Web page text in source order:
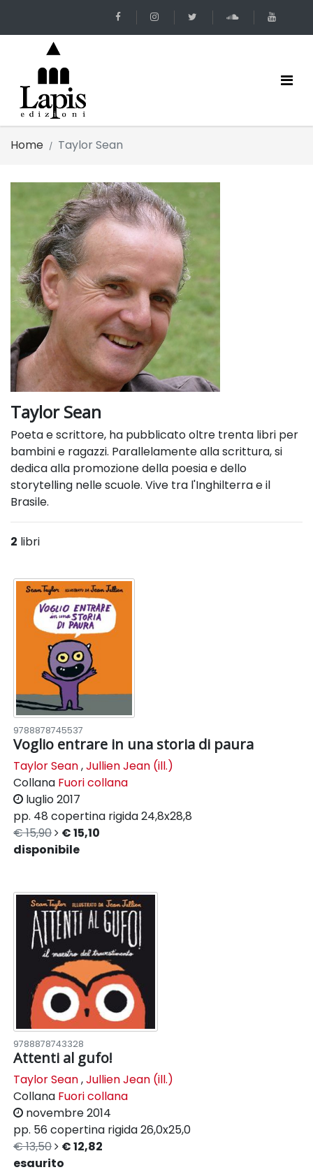
Home Taylor Sean
Taylor Sean
Poeta e scrittore, ha pubblicato oltre trenta libri per
bambini e ragazzi. Parallelamente alla scrittura, si
dedica alla promozione della poesia e dello
storytelling nelle scuole. Vive tra l'Inghilterra e il
Brasile.
2 libri
9788878745537
Voglio entrare in una storia di paura
Taylor Sean,Jullien Jean (ill.)
Collana Fuori collana
luglio 2017
pp. 48 copertina rigida24,8x28,8
€ 15,90
€ 15,10
disponibile
9788878743328
Attenti al gufo!
Taylor Sean,Jullien Jean (ill.)
Collana Fuori collana
novembre 2014
pp. 56 copertina rigida26,0x25,0
€ 13,50
€ 12,82
esaurito